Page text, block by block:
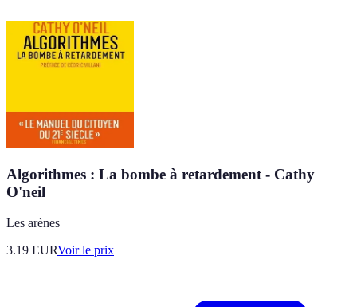
Algorithmes : La bombe à retardement - Cathy
O'neil
Les arènes
3.19 EURVoir le prix